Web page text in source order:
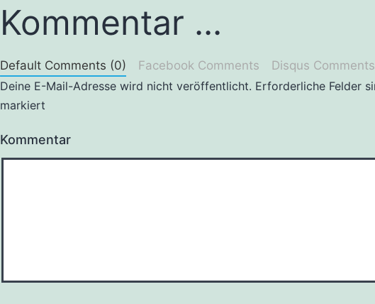
Kommentar ...
Default Comments (0) Facebook Comments
Disqus Comments
Deine E-Mail-Adresse wird nicht veröffentlicht. Erforderliche Felder
markiert
Kommentar